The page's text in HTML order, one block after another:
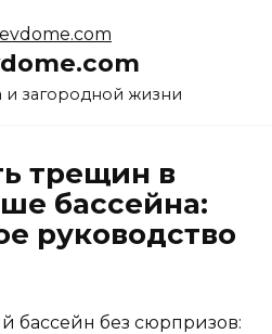
и загородной жизни
трещин в
бассейна:
руководство
бассейн без сюрпризов: